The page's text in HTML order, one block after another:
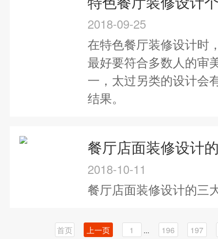
2018-09-25
在特色餐厅装修设计时
最好要符合多数人的审
一，太过另类的设计会
结果。
餐厅店面装修设计
2018-10-11
餐厅店面装修设计的三
首页 上一页 1 ... 196 197